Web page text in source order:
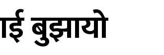
बुझायो